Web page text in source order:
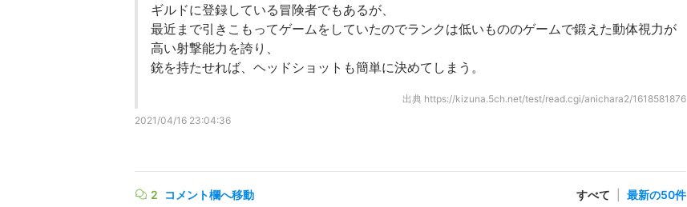
ギルドに登録している冒険者でもあるが、
最近まで引きこもってゲームをしていたのでランクは低いもののゲームで鍛えた動体視力が
高い射撃能力を誇り、
銃を持たせれば、ヘッドショットも簡単に決めてしまう。
出典 https://kizuna.5ch.net/test/read.cgi/anichara2/1618581876
2021/04/16 23:04:36
2 コメント欄へ移動 すべて 最新の50件